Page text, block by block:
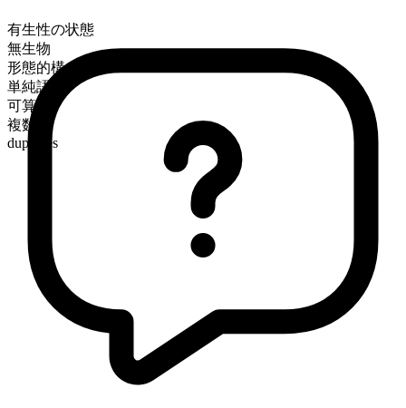
有生性の状態
無生物
形態的構成
単純語
可算
複数形
duplexes